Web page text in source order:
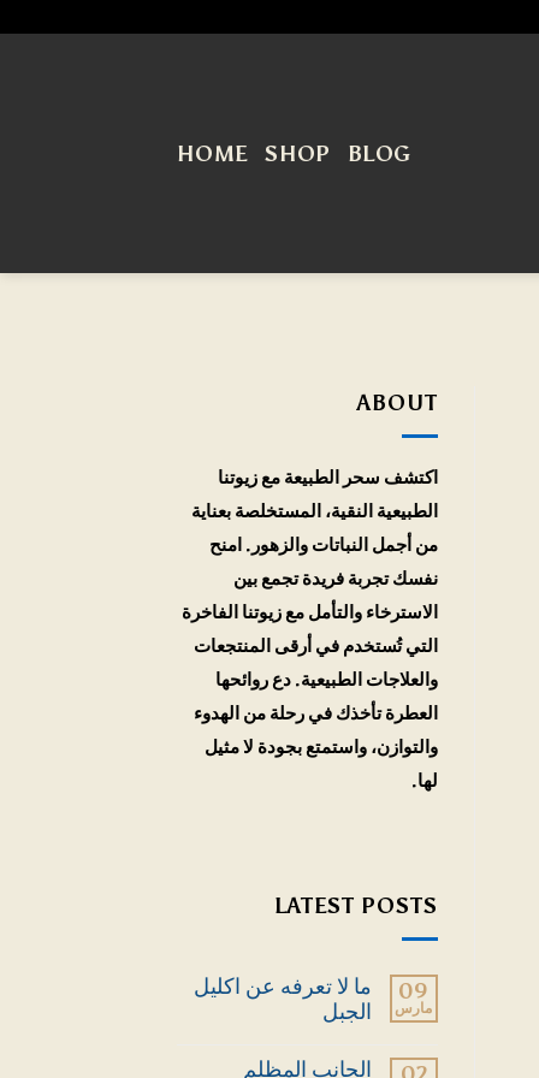
BLOG
SHOP
HOME
ABOUT
اكتشف سحر الطبيعة مع زيوتنا
الطبيعية النقية، المستخلصة بعناية
من أجمل النباتات والزهور. امنح
نفسك تجربة فريدة تجمع بين
الاسترخاء والتأمل مع زيوتنا الفاخرة
التي تُستخدم في أرقى المنتجعات
والعلاجات الطبيعية. دع روائحها
العطرة تأخذك في رحلة من الهدوء
والتوازن، واستمتع بجودة لا مثيل
لها.
LATEST POSTS
09
مارس
ما لا تعرفه عن اكليل
الجبل
تعليقات
الجانب المظلم